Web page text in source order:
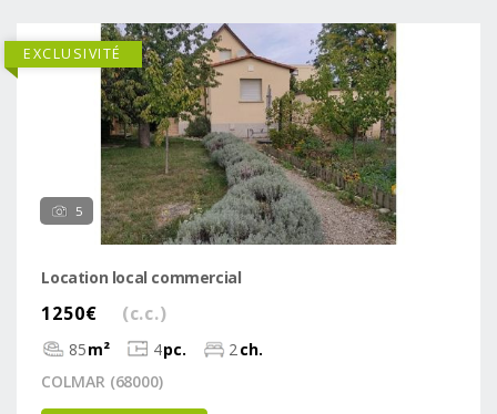
EXCLUSIVITÉ
5
Location local commercial
1250€ (c.c.)
85m² 4pc. 2 ch.
COLMAR (68000)